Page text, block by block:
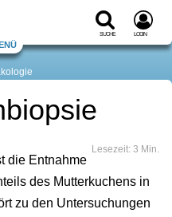
Suche Login
Lesezeit: 3 Min.
die Entnahme
des Mutterkuchens in
zu den Untersuchungen